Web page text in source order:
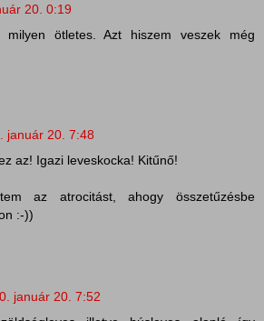
20. 0:19
ötletes. Azt hiszem veszek még
január 20. 7:48
az! Igazi leveskocka! Kitűnő!
az atrocitást, ahogy összetűzésbe
:-))
január 20. 7:52